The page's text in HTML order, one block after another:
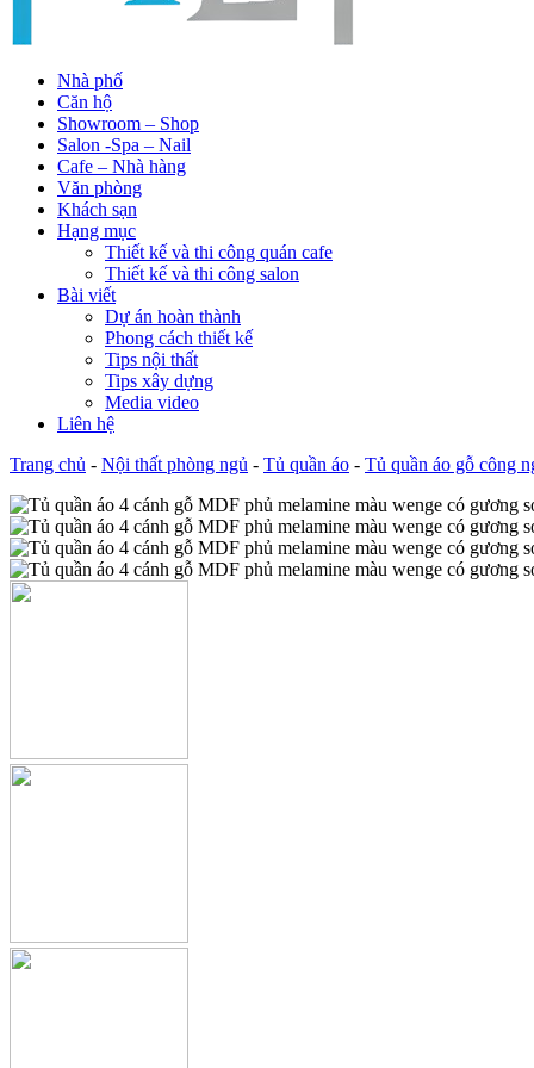
Nhà phố
Căn hộ
Showroom – Shop
Salon -Spa – Nail
Cafe – Nhà hàng
Văn phòng
Khách sạn
Hạng mục
Thiết kế và thi công quán cafe
Thiết kế và thi công salon
Bài viết
Dự án hoàn thành
Phong cách thiết kế
Tips nội thất
Tips xây dựng
Media video
Liên hệ
Trang chủ - Nội thất phòng ngủ - Tủ quần áo - Tủ quần áo gỗ công